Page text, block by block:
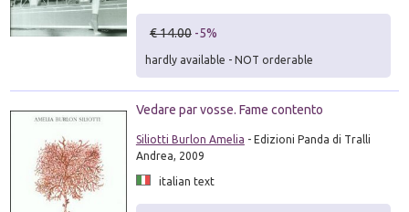
€ 14.00 -5%
hardly available - NOT orderable
Vedare par vosse. Fame contento
Siliotti Burlon Amelia - Edizioni Panda di Tralli
Andrea, 2009
italian text